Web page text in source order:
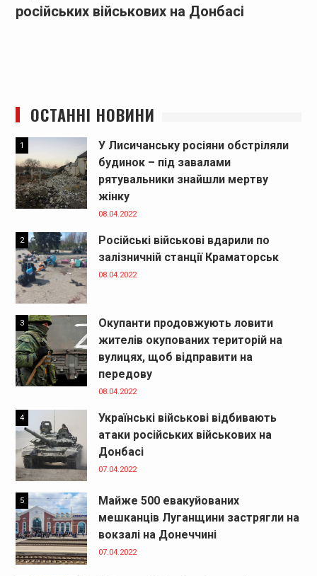
російських військових на Донбасі
ОСТАННІ НОВИНИ
1
У Лисичанську росіяни обстріляли
будинок – під завалами
рятувальники знайшли мертву
жінку
08.04.2022
2
Російські військові вдарили по
залізничній станції Краматорськ
08.04.2022
3
Окупанти продовжують ловити
жителів окупованих територій на
вулицях, щоб відправити на
передову
08.04.2022
4
Українські військові відбивають
атаки російських військових на
Донбасі
07.04.2022
5
Майже 500 евакуйованих
мешканців Луганщини застрягли на
вокзалі на Донеччині
07.04.2022